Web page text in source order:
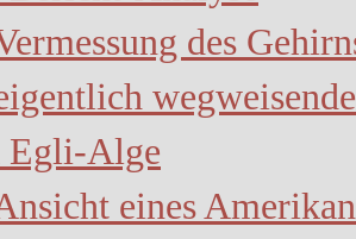
des
Egli-Alge
eines